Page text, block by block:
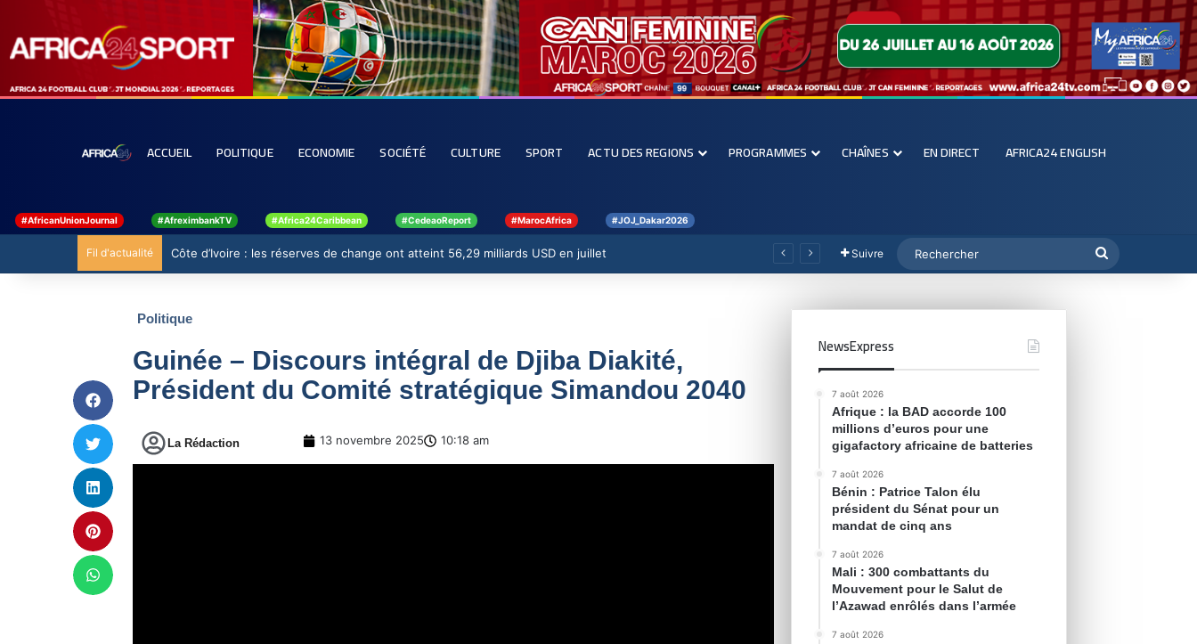
ACCUEIL POLITIQUE ECONOMIE SOCIÉTÉ CULTURE SPORT ACTU DES REGIONS PROGRAMMES CHAÎNES EN DIRECT AFRICA24 ENGLISH
#AfricanUnionJournal #AfreximbankTV #Africa24Caribbean #CedeaoReport #MarocAfrica #JOJ_Dakar2026
Fil d'actualité Côte d’Ivoire : les réserves de change ont atteint 56,29 milliards USD en juillet Suivre
Politique
Guinée – Discours intégral de Djiba Diakité,
Président du Comité stratégique Simandou 2040
La Rédaction 13 novembre 2025 10:18 am
NewsExpress
7 août 2026
Afrique : la BAD accorde 100
millions d’euros pour une
gigafactory africaine de batteries
7 août 2026
Bénin : Patrice Talon élu
président du Sénat pour un
mandat de cinq ans
7 août 2026
Mali : 300 combattants du
Mouvement pour le Salut de
l’Azawad enrôlés dans l’armée
7 août 2026